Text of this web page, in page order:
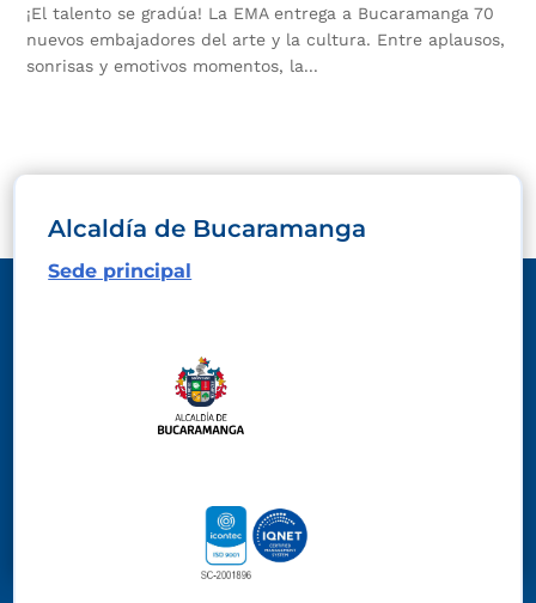
¡El talento se gradúa! La EMA entrega a Bucaramanga 70
nuevos embajadores del arte y la cultura. Entre aplausos,
sonrisas y emotivos momentos, la...
Alcaldía de Bucaramanga
Sede principal